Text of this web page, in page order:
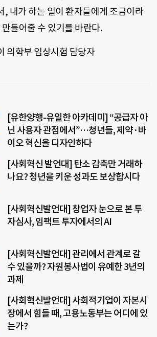
, 내가 하는 일이 환자들에게 조금이라
들어줄 수 있기를 바란다.
의학부 임상시험 담당자
[유한양행-유일한 아카데미] “공급자 아
닌 사용자 관점에서”…청년들, 제약·바
이오 혁신을 디자인하다
[사회혁신 발언대] 탄소 감축만 거래하
나요? 청년을 키운 성과도 보상합시다
[사회혁신발언대] 창업자 눈으로 본 투
자심사, 임팩트 투자에서의 AI
[사회혁신발언대] 관리에서 관계로 갈
수 있을까? 자원봉사법이 유예한 3년의
과제
[사회혁신발언대] 사회적기업이 자본시
장에서 힘들 때, 고용노동부는 어디에 있
는가?